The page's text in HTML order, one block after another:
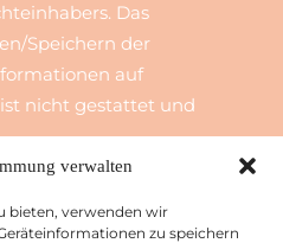
verwalten
bieten, verwenden wir
zu speichern
Das
Speichern der
auf
nicht gestattet und